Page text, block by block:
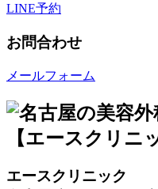
LINE予約
お問合わせ
メールフォーム
エースクリニック